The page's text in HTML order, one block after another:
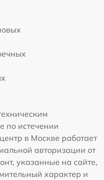
по истечении
в Москве работает
авторизации от
указанные на сайте,
характер и